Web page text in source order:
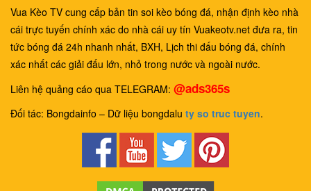
Vua Kèo TV cung cấp bản tin soi kèo bóng đá, nhận định kèo nhà
cái trực tuyến chính xác do nhà cái uy tín Vuakeotv.net đưa ra, tin
tức bóng đá 24h nhanh nhất, BXH, Lịch thi đấu bóng đá, chính
xác nhất các giải đấu lớn, nhỏ trong nước và ngoài nước.
Liên hệ quảng cáo qua TELEGRAM: @ads365s
Đối tác: Bongdainfo – Dữ liệu bongdalu ty so truc tuyen.